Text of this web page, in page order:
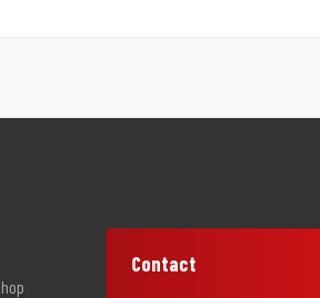
Contact